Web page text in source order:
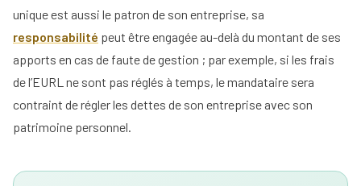
unique est aussi le patron de son entreprise, sa
responsabilité peut être engagée au-delà du montant de ses
apports en cas de faute de gestion ; par exemple, si les frais
de l’EURL ne sont pas réglés à temps, le mandataire sera
contraint de régler les dettes de son entreprise avec son
patrimoine personnel.